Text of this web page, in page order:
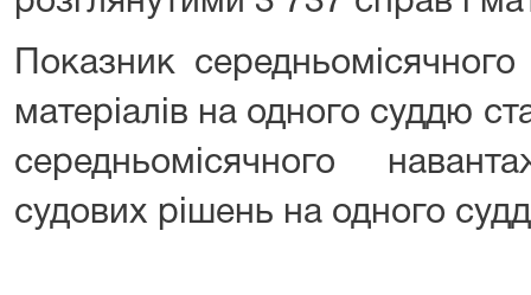
Показник
матеріалів на одного суддю
середньомісячного
судових рішень на одного